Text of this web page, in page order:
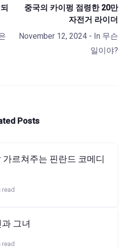
중국의 카이펑 점령한 20만
자전거 라이더
November 12, 2024 - In 무슨
일이야?
Posts
가르쳐주는 핀란드 코메디
read
그녀
read